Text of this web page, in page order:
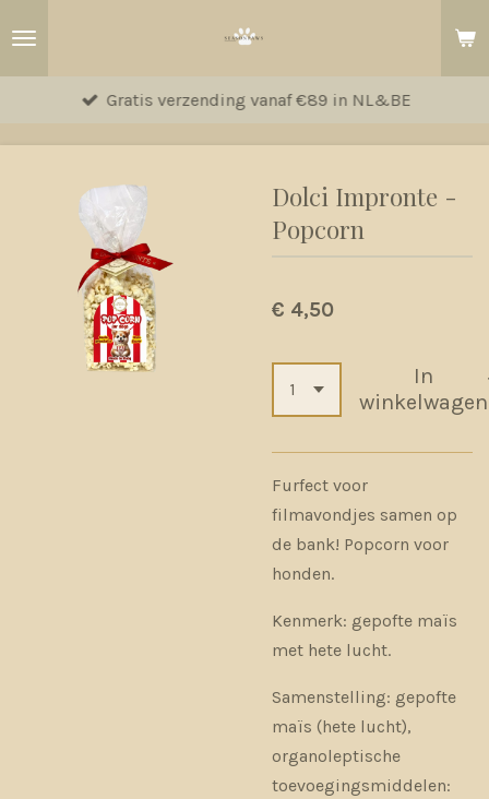
hoofdinhoud
Gratis verzending vanaf €89 in NL&BE
Dolci Impronte -
Popcorn
€ 4,50
In
winkelwagen
Furfect voor
filmavondjes samen op
de bank! Popcorn voor
honden.
Kenmerk: gepofte maïs
met hete lucht.
Samenstelling: gepofte
maïs (hete lucht),
organoleptische
toevoegingsmiddelen: